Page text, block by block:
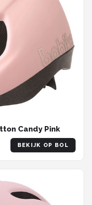
Candy Pink
BEKIJK OP BOL